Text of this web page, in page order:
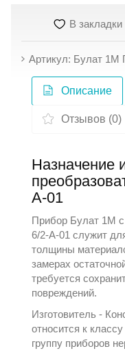
В закладки
Артикул: Булат 1М
Описание
Отзывов (0)
Назначение
А-01
Прибор Булат 1М
6/2-А-01 служит
толщины
замерах
требуется
повреждений.
Изготовитель -
относится к
группу приборов